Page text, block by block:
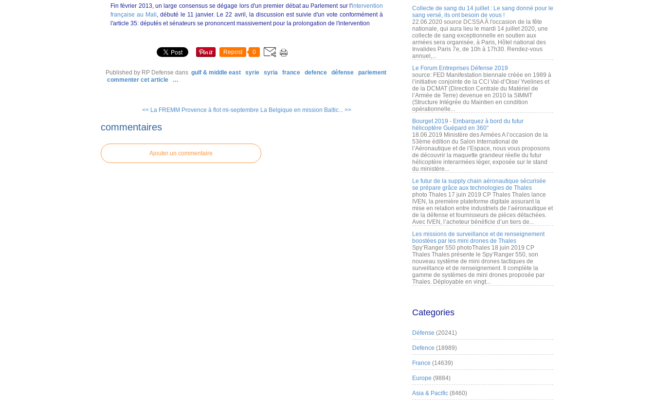
Fin février 2013, un large consensus se dégage lors d'un premier débat au Parlement sur l'intervention
française au Mali, débuté le 11 janvier. Le 22 avril, la discussion est suivie d'un vote conformément à
l'article 35: députés et sénateurs se prononcent massivement pour la prolongation de l'intervention
Repost 0
Published by RP Defense dans gulf & middle east syrie syria france defence défense
parlement
commenter cet article
…
<< La FREMM Provence à flot mi-septembre La Belgique en mission Baltic... >>
commentaires
Ajouter un commentaire
Collecte de sang du 14 juillet : Le sang donné pour le
sang versé, ils ont besoin de vous !
22.06.2020 source DCSSA À l'occasion de la fête
nationale, qui aura lieu le mardi 14 juillet 2020, une
collecte de sang exceptionnelle en soutien aux
armées sera organisée, à Paris, Hôtel national des
Invalides Paris 7e, de 10h à 17h30. Rendez-vous
annuel,...
Le Forum Entreprises Défense 2019
source: FED Manifestation biennale créée en 1989 à
l’initiative conjointe de la CCI Val-d’Oise/ Yvelines et
de la DCMAT (Direction Centrale du Matériel de
l’Armée de Terre) devenue en 2010 la SIMMT
(Structure Intégrée du Maintien en condition
opérationnelle...
Bourget 2019 - Embarquez à bord du futur
hélicoptère Guépard en 360°
18.06.2019 Ministère des Armées A l’occasion de la
53ème édition du Salon International de
l’Aéronautique et de l’Espace, nous vous proposons
de découvrir la maquette grandeur réelle du futur
hélicoptère interarmées léger, exposée sur le stand
du ministère...
Le futur de la supply chain aéronautique sécurisée
se prépare grâce aux technologies de Thales
photo Thales 17 juin 2019 CP Thales Thales lance
IVEN, la première plateforme digitale assurant la
mise en relation entre industriels de l’aéronautique et
de la défense et fournisseurs de pièces détachées.
Avec IVEN, l’acheteur bénéficie d’un tiers de...
Les missions de surveillance et de renseignement
boostées par les mini drones de Thales
Spy’Ranger 550 photoThales 18 juin 2019 CP
Thales Thales présente le Spy’Ranger 550, son
nouveau système de mini drones tactiques de
surveillance et de renseignement. Il complète la
gamme de systèmes de mini drones proposée par
Thales. Déployable en vingt...
Categories
Défense (20241)
Defence (18989)
France (14639)
Europe (9884)
Asia & Pacific (8460)